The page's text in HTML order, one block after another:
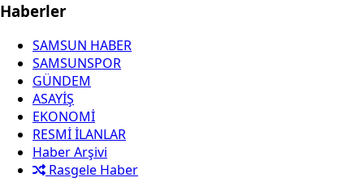
Haberler
SAMSUN HABER
SAMSUNSPOR
GÜNDEM
ASAYİŞ
EKONOMİ
RESMİ İLANLAR
Haber Arşivi
Rasgele Haber